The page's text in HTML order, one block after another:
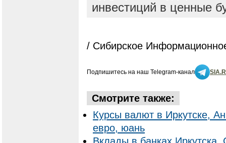
инвестиций в ценные
/ Сибирское
Подпишитесь на наш Telegram-канал
Смотрите также:
Курсы валют в Иркутске,
евро, юань